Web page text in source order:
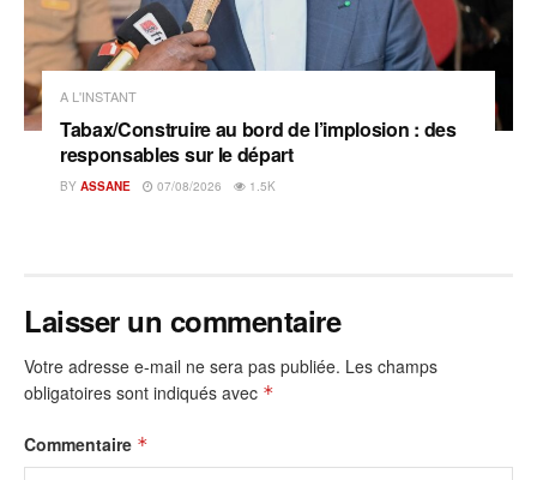
A L'INSTANT
Tabax/Construire au bord de l’implosion : des
responsables sur le départ
BY ASSANE 07/08/2026 1.5K
Laisser un commentaire
Votre adresse e-mail ne sera pas publiée. Les champs
obligatoires sont indiqués avec *
Commentaire *